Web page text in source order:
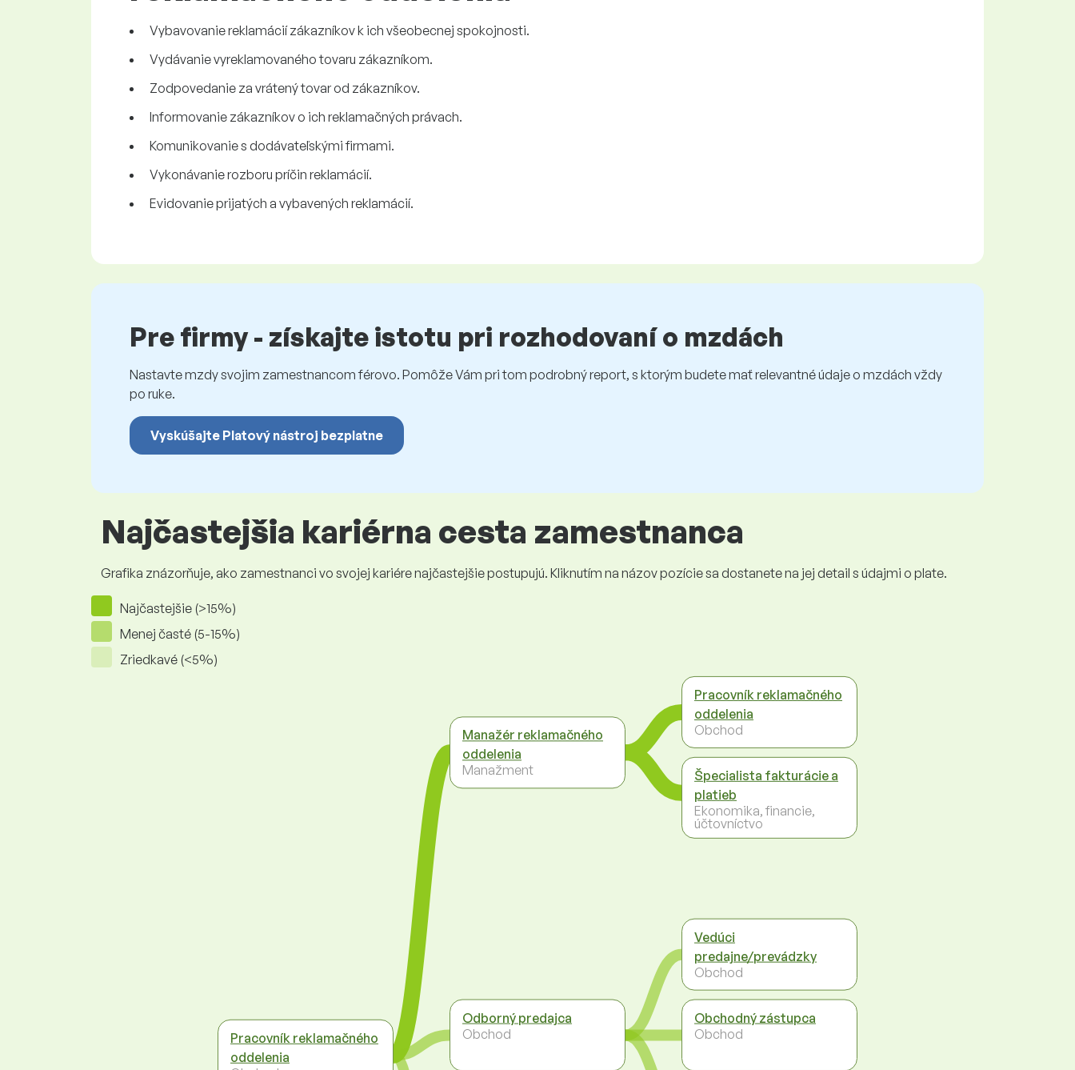
Vybavovanie reklamácií zákazníkov k ich všeobecnej spokojnosti.
Vydávanie vyreklamovaného tovaru zákazníkom.
Zodpovedanie za vrátený tovar od zákazníkov.
Informovanie zákazníkov o ich reklamačných právach.
Komunikovanie s dodávateľskými firmami.
Vykonávanie rozboru príčin reklamácií.
Evidovanie prijatých a vybavených reklamácií.
Pre firmy - získajte istotu pri rozhodovaní o mzdách
Nastavte mzdy svojim zamestnancom férovo. Pomôže Vám pri tom podrobný report, s ktorým budete mať relevantné údaje o mzdách vždy
po ruke.
Vyskúšajte Platový nástroj bezplatne
Najčastejšia kariérna cesta zamestnanca
Grafika znázorňuje, ako zamestnanci vo svojej kariére najčastejšie postupujú. Kliknutím na názov pozície sa dostanete na jej detail s údajmi o plate.
Najčastejšie (>15%)
Menej časté (5-15%)
Zriedkavé (<5%)
Pracovník reklamačného
oddelenia
Manažér reklamačného
oddelenia
Manažment
Odborný predajca
Obchod
Pracovník reklamačného
oddelenia
Obchod
Špecialista fakturácie a
platieb
Ekonomika, financie,
účtovníctvo
Vedúci
predajne/prevádzky
Obchod
Obchodný zástupca
Obchod